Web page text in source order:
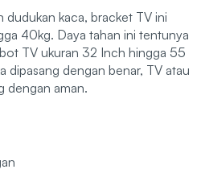
dudukan kaca, bracket TV ini
40kg. Daya tahan ini tentunya
TV ukuran 32 Inch hingga 55
dipasang dengan benar, TV atau
dengan aman.